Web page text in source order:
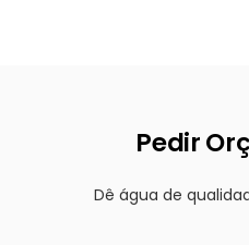
Pedir
Dê água de